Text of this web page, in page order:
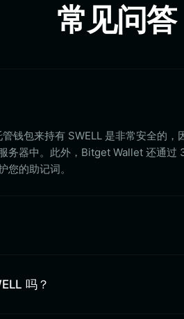
常见问答
钱包来持有 SWELL 是非常安全的，
务器中。此外，Bitget Wallet 还通过
您的助记词。
吗？